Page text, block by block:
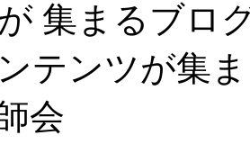
集まるブロ
テンツが集
会